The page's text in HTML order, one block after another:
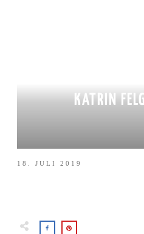
KATRIN
18. JULI 2019